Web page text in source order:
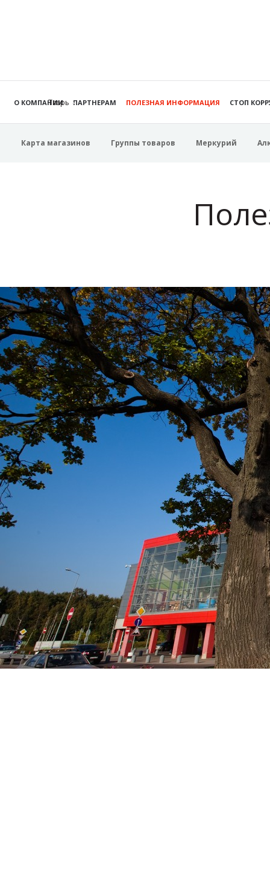
Тверь
О КОМПАНИИ ПАРТНЕРАМ ПОЛЕЗНАЯ ИНФОРМАЦИЯ СТОП
Карта магазинов Группы товаров Меркурий